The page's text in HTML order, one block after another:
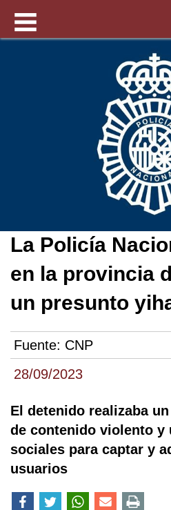
28/09/2023
La Policía
en la provincia
un presunto
Fuente: CNP
El detenido realizaba
de contenido violento y
sociales para captar y
usuarios